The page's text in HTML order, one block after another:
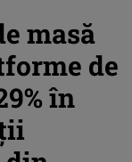
masă
de
în